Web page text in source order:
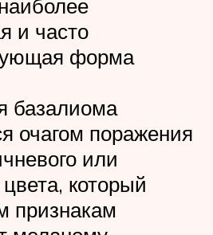
и часто
форма
базалиома
очагом поражения
или
который
признакам